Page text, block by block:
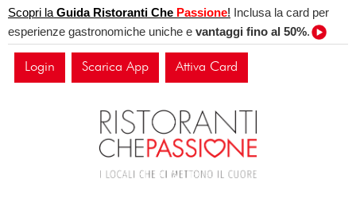
Scopri la Guida Ristoranti Che Passione! Inclusa la card per
esperienze gastronomiche uniche e vantaggi fino al 50%.
Login Scarica App Attiva Card